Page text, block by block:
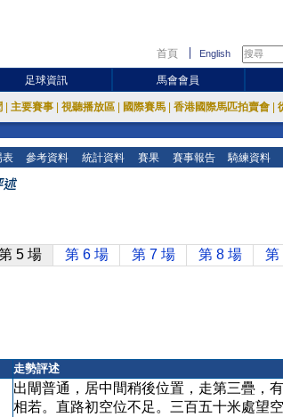
首頁 English
足球資訊 馬會會員
主要賽事 視聽播放區 國際賽馬 香港國際馬匹拍賣會
表 參考資料 統計資料 賽果 賽事報告 騎練資料
5 場 第 6 場 第 7 場 第 8 場 第
走勢評述
出閘普通，居中間稍後位置，走第三疊，
相若。直路初空位不足。三百五十米處望